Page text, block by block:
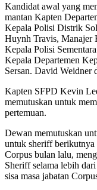
Kandidat awal yang
mantan Kapten
Kepala Polisi Distrik
Huynh Travis, Manajer
Kepala Polisi
Kepala Departemen
Sersan. David Weidner
Kapten SFPD Kevin
memutuskan untuk
pertemuan.
Dewan memutuskan
untuk sheriff berikutnya
Corpus bulan lalu,
Sheriff selama lebih
sisa masa jabatan